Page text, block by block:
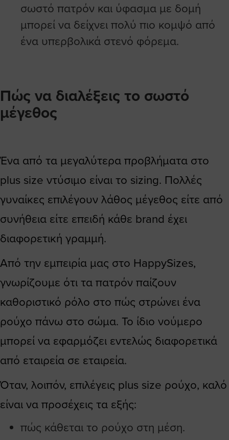
σωστό πατρόν και ύφασμα με δομή
μπορεί να δείχνει πολύ πιο κομψό από
ένα υπερβολικά στενό φόρεμα.
Πώς να διαλέξεις το σωστό
μέγεθος
Ένα από τα μεγαλύτερα προβλήματα στο
plus size ντύσιμο είναι το sizing. Πολλές
γυναίκες επιλέγουν λάθος μέγεθος είτε από
συνήθεια είτε επειδή κάθε brand έχει
διαφορετική γραμμή.
Από την εμπειρία μας στο HappySizes,
γνωρίζουμε ότι τα πατρόν παίζουν
καθοριστικό ρόλο στο πώς στρώνει ένα
ρούχο πάνω στο σώμα. Το ίδιο νούμερο
μπορεί να εφαρμόζει εντελώς διαφορετικά
από εταιρεία σε εταιρεία.
Όταν, λοιπόν, επιλέγεις plus size ρούχο, καλό
είναι να προσέχεις τα εξής:
πώς κάθεται το ρούχο στη μέση.